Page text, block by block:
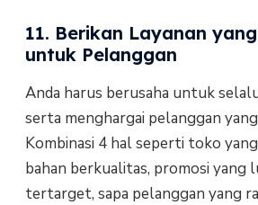
11. Berikan Layanan
untuk Pelanggan
Anda harus berusaha untuk
serta menghargai pelanggan
Kombinasi 4 hal seperti toko
bahan berkualitas, promosi yang
tertarget, sapa pelanggan yang